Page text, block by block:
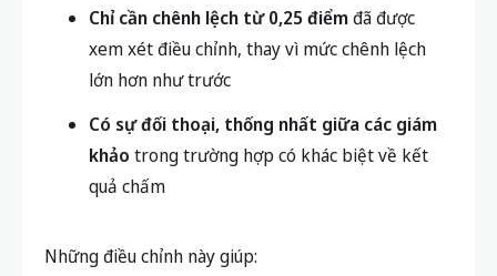
Chỉ cần chênh lệch từ 0,25 điểmđã được
xem xét điều chỉnh, thay vì mức chênh lệch
lớn hơn như trước
Có sự đối thoại, thống nhất giữa các giám
khảo trong trường hợp có khác biệt về kết
quả chấm
Những điều chỉnh này giúp: